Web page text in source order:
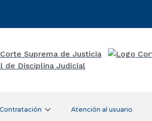
Contratación Atención al usuario